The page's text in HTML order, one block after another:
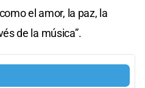
el amor, la paz, la
de la música”.